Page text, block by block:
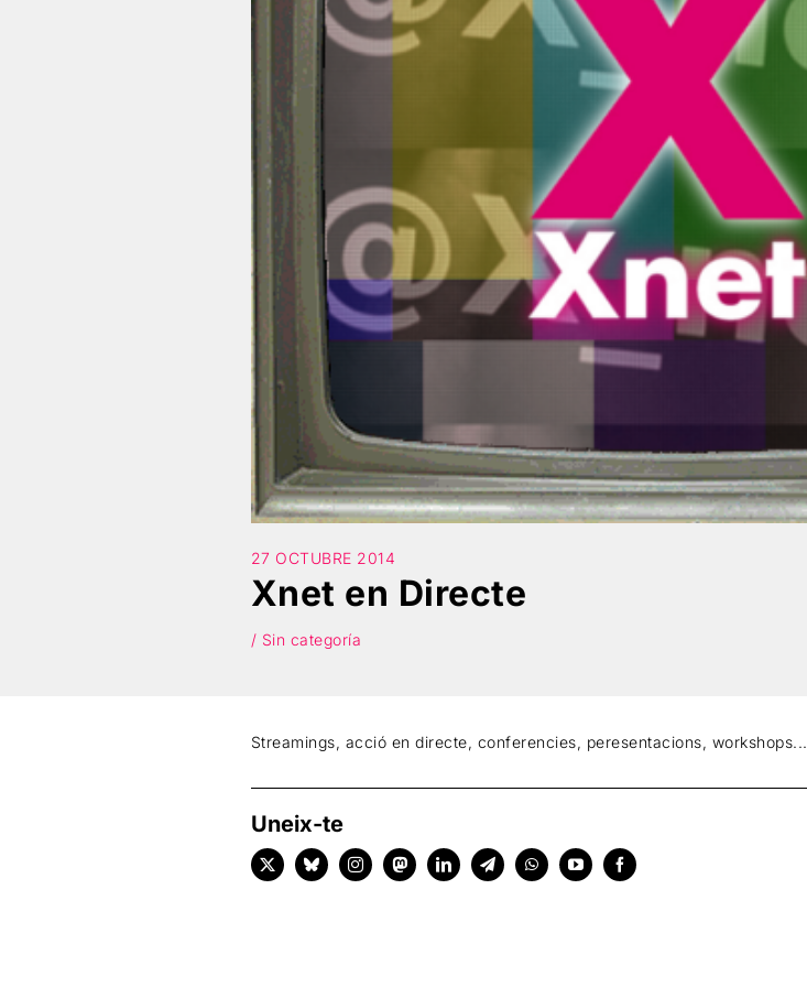
27 OCTUBRE 2014
Xnet en Directe
/ Sin categoría
Streamings, acció en directe, conferencies, peresentacions, workshops...
Uneix-te